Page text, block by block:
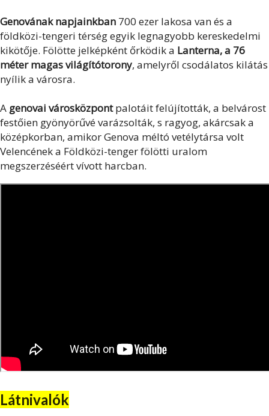
Genovának napjainkban 700 ezer lakosa van és a
földközi-tengeri térség egyik legnagyobb kereskedelmi
kikötője. Fölötte jelképként őrködik a Lanterna, a 76
méter magas világítótorony, amelyről csodálatos kilátás
nyílik a városra.
A genovai városközpontpalotáit felújították, a belvárost
festőien gyönyörűvé varázsolták, s ragyog, akárcsak a
középkorban, amikor Genova méltó vetélytársa volt
Velencének a Földközi-tenger fölötti uralom
megszerzéséért vívott harcban.
Látnivalók